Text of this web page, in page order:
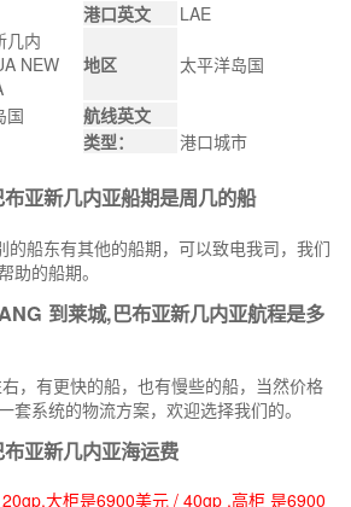
港口英文 LAE
几内
NEW
地区 太平洋岛国
国
航线英文
类型： 港口城市
亚新几内亚船期是周几的船
的船东有其他的船期，可以致电我司，我们
助的船期。
到莱城,巴布亚新几内亚航程是多
，有更快的船，也有慢些的船，当然价格
套系统的物流方案，欢迎选择我们的。
亚新几内亚海运费
大柜是6900美元 / 40gp ,高柜 是6900